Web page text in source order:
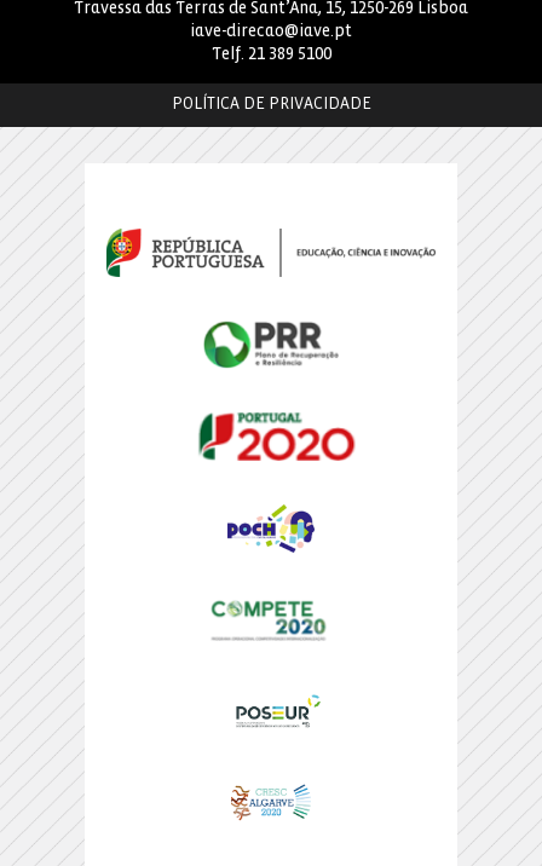
Travessa das Terras de Sant’Ana, 15, 1250-269 Lisboa
iave-direcao@iave.pt
Telf. 21 389 5100
POLÍTICA DE PRIVACIDADE